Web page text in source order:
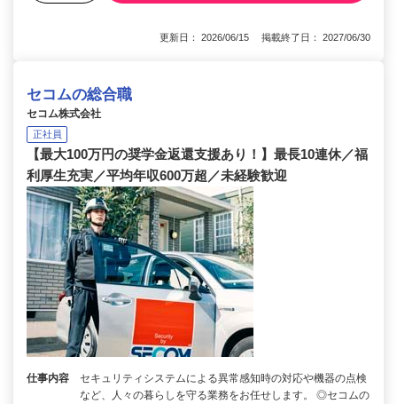
更新日： 2026/06/15 掲載終了日： 2027/06/30
セコムの総合職
セコム株式会社
正社員
【最大100万円の奨学金返還支援あり！】最長10連休／福
利厚生充実／平均年収600万超／未経験歓迎
仕事内容
セキュリティシステムによる異常感知時の対応や機器の点検
など、人々の暮らしを守る業務をお任せします。 ◎セコムの